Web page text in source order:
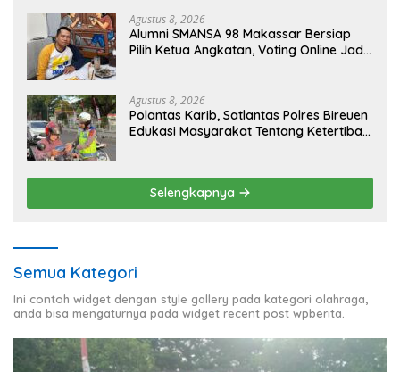
Agustus 8, 2026
Alumni SMANSA 98 Makassar Bersiap
Pilih Ketua Angkatan, Voting Online Jadi
Agustus 8, 2026
Polantas Karib, Satlantas Polres Bireuen
Edukasi Masyarakat Tentang Ketertiban
Selengkapnya
Semua Kategori
Ini contoh widget dengan style gallery pada kategori olahraga,
anda bisa mengaturnya pada widget recent post wpberita.